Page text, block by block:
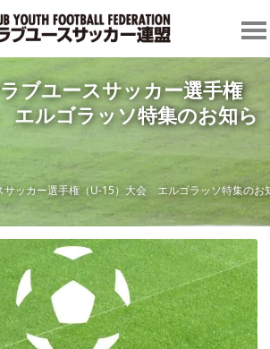
ブユースサッカー選手権
エルゴラッソ特集のお知ら
サッカー選手権（U-15）大会 エルゴラッソ特集のお